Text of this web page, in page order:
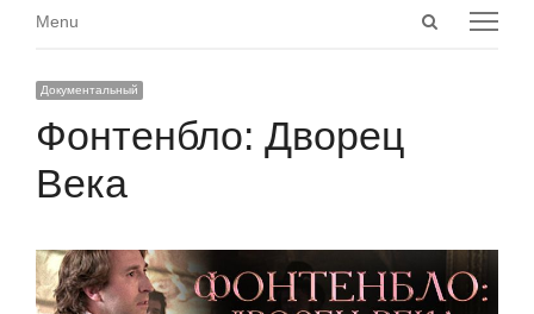
Open
Menu
Menu
Документальный
Фонтенбло: Дворец
Века